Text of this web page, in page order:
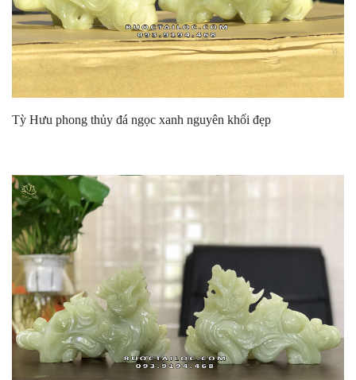
Tỳ Hưu phong thủy đá ngọc xanh nguyên khối đẹp